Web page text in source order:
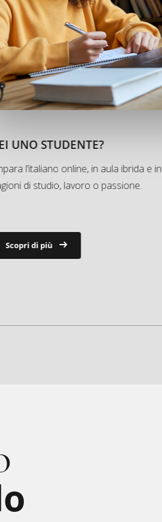
UNO STUDENTE?
l’italiano online, in aula ibrida e
di studio, lavoro o passione.
Scopri di più